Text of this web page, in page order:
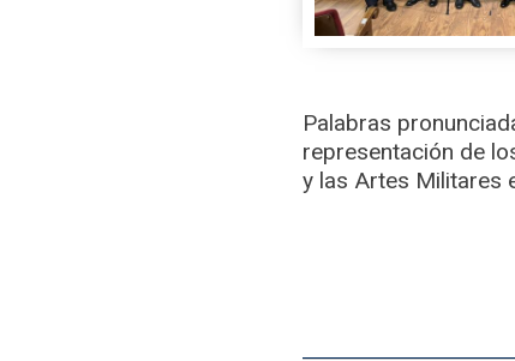
Palabras
representación de
y las Artes Militares